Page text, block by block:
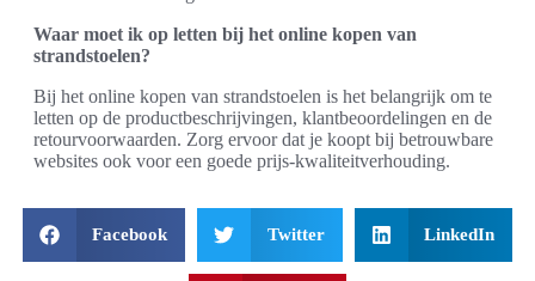
Waar moet ik op letten bij het online kopen van
strandstoelen?
Bij het online kopen van strandstoelen is het belangrijk om te
letten op de productbeschrijvingen, klantbeoordelingen en de
retourvoorwaarden. Zorg ervoor dat je koopt bij betrouwbare
websites ook voor een goede prijs-kwaliteitverhouding.
Facebook Twitter LinkedIn